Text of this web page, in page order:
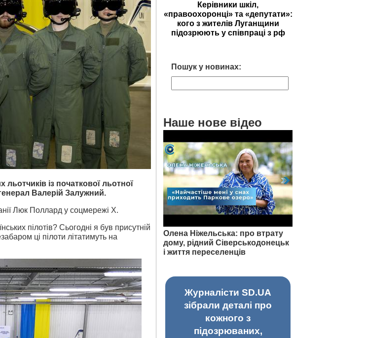
льотчиків із початкової льотної
Валерій Залужний.
Люк Поллард у соцмережі X.
пілотів? Сьогодні я був присутній
ці пілоти літатимуть на
Керівники шкіл,
«правоохоронці» та «депутати»:
кого з жителів Луганщини
підозрюють у співпраці з рф
Пошук у новинах:
Наше нове відео
Олена Ніжельська: про втрату
дому, рідний Сіверськодонецьк
і життя переселенців
Журналісти SD.UA
зібрали деталі про
кожного з
підозрюваних,